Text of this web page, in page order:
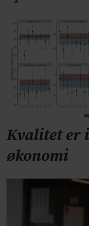
Kvalitet er
økonomi